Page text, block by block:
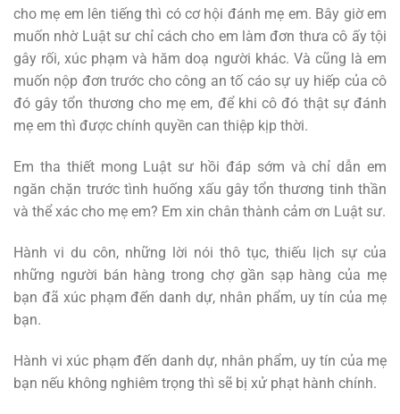
cho mẹ em lên tiếng thì có cơ hội đánh mẹ em. Bây giờ em
muốn nhờ Luật sư chỉ cách cho em làm đơn thưa cô ấy tội
gây rối, xúc phạm và hăm doạ người khác. Và cũng là em
muốn nộp đơn trước cho công an tố cáo sự uy hiếp của cô
đó gây tổn thương cho mẹ em, để khi cô đó thật sự đánh
mẹ em thì được chính quyền can thiệp kịp thời.
Em tha thiết mong Luật sư hồi đáp sớm và chỉ dẫn em
ngăn chặn trước tình huống xấu gây tổn thương tinh thần
và thể xác cho mẹ em? Em xin chân thành cảm ơn Luật sư.
Hành vi du côn, những lời nói thô tục, thiếu lịch sự của
những người bán hàng trong chợ gần sạp hàng của mẹ
bạn đã xúc phạm đến danh dự, nhân phẩm, uy tín của mẹ
bạn.
Hành vi xúc phạm đến danh dự, nhân phẩm, uy tín của mẹ
bạn nếu không nghiêm trọng thì sẽ bị xử phạt hành chính.